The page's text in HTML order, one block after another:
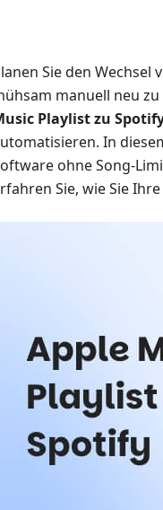
Sie den
manuell neu
Playlist zu
In
ohne Song-
Sie, wie Sie